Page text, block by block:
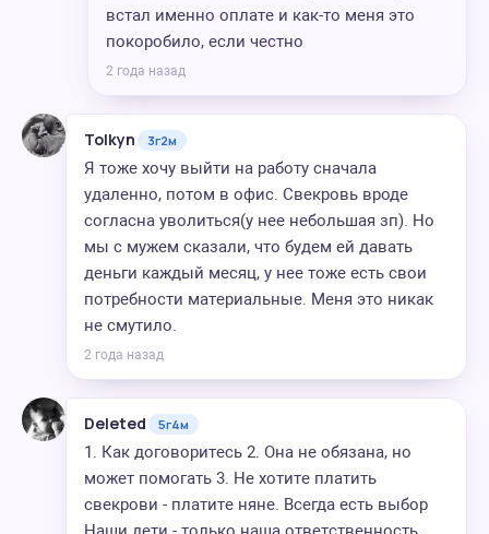
встал именно оплате и как-то меня это
покоробило, если честно
2 года назад
Tolkyn 3г2м
Я тоже хочу выйти на работу сначала
удаленно, потом в офис. Свекровь вроде
согласна уволиться(у нее небольшая зп). Но
мы с мужем сказали, что будем ей давать
деньги каждый месяц, у нее тоже есть свои
потребности материальные. Меня это никак
не смутило.
2 года назад
Deleted 5г4м
1. Как договоритесь 2. Она не обязана, но
может помогать 3. Не хотите платить
свекрови - платите няне. Всегда есть выбор